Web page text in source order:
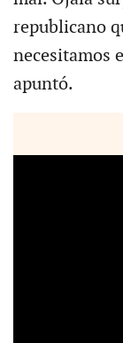
republicano
necesitamos
apuntó.